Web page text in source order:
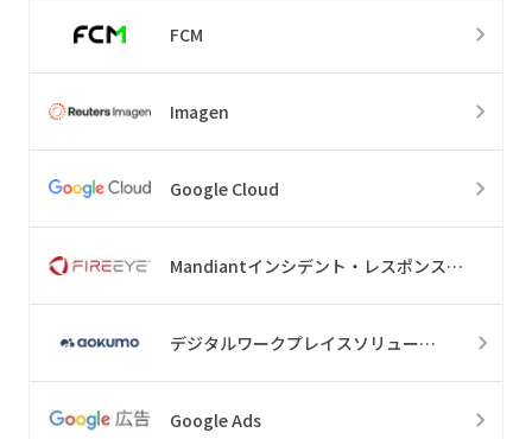
FCM
Imagen
Google Cloud
Mandiantインシデント・レスポンス・リテイナー・サービス
デジタルワークプレイスソリューション
Google Ads